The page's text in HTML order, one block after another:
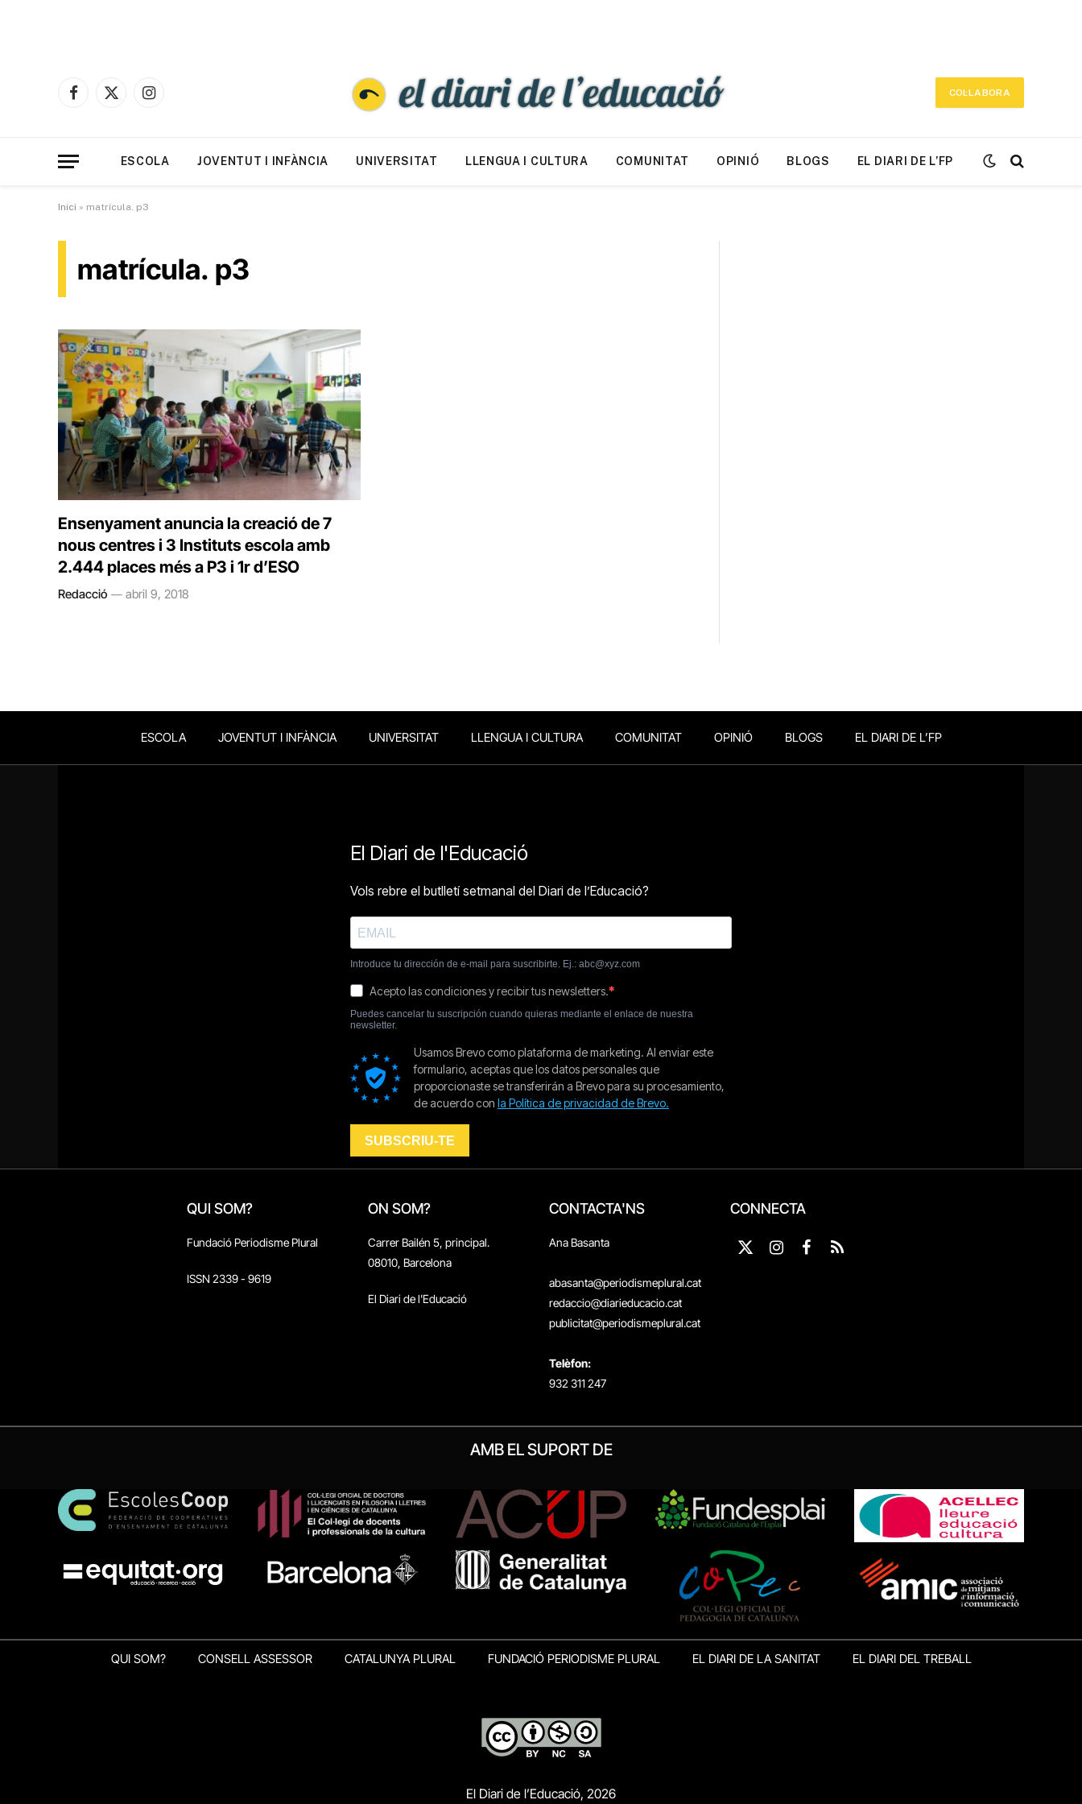
Facebook
X
Instagram
COL·LABORA
ESCOLA JOVENTUT I INFÀNCIA UNIVERSITAT LLENGUA I CULTURA COMUNITAT OPINIÓ BLOGS EL DIARI DE L’FP
Inici » matrícula. p3
matrícula. p3
Ensenyament anuncia la creació de 7
nous centres i 3 Instituts escola amb
2.444 places més a P3 i 1r d’ESO
Redacció abril 9, 2018
ESCOLA JOVENTUT I INFÀNCIA UNIVERSITAT LLENGUA I CULTURA COMUNITAT OPINIÓ BLOGS EL DIARI DE L’FP
QUI SOM?
Fundació Periodisme Plural
ISSN 2339 - 9619
ON SOM?
Carrer Bailén 5, principal.
08010, Barcelona
El Diari de l'Educació
CONTACTA'NS
Ana Basanta
abasanta@periodismeplural.cat
redaccio@diarieducacio.cat
publicitat@periodismeplural.cat
Telèfon:
932 311 247
CONNECTA
X
Instagram
Facebook
RSS
AMB EL SUPORT DE
QUI SOM? CONSELL ASSESSOR CATALUNYA PLURAL FUNDACIÓ PERIODISME PLURAL EL DIARI DE LA SANITAT EL DIARI DEL TREBALL
El Diari de l’Educació, 2026